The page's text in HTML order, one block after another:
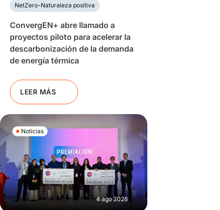
NetZero-Naturaleza positiva
ConvergEN+ abre llamado a
proyectos piloto para acelerar la
descarbonización de la demanda
de energía térmica
LEER MÁS
Noticias
4 ago 2026